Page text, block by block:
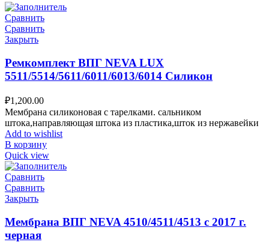
Сравнить
Сравнить
Закрыть
Ремкомплект ВПГ NEVA LUX
5511/5514/5611/6011/6013/6014 Силикон
₽1,200.00
Мембрана силиконовая с тарелками. сальником
штока,направляющая штока из пластика,шток из нержавейки
Add to wishlist
В корзину
Quick view
Сравнить
Сравнить
Закрыть
Мембрана ВПГ NEVA 4510/4511/4513 с 2017 г.
черная